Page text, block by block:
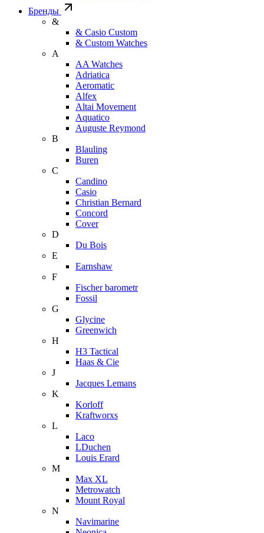
Бренды
&
& Casio Custom
& Custom Watches
A
AA Watches
Adriatica
Aeromatic
Alfex
Altai Movement
Aquatico
Auguste Reymond
B
Blauling
Buren
C
Candino
Casio
Christian Bernard
Concord
Cover
D
Du Bois
E
Earnshaw
F
Fischer barometr
Fossil
G
Glycine
Greenwich
H
H3 Tactical
Haas & Cie
J
Jacques Lemans
K
Korloff
Kraftworxs
L
Laco
LDuchen
Louis Erard
M
Max XL
Metrowatch
Mount Royal
N
Navimarine